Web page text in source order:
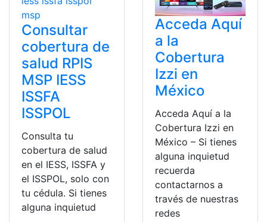
Consultar
cobertura de
salud RPIS
MSP IESS
ISSFA
ISSPOL
Consulta tu
cobertura de salud
en el IESS, ISSFA y
el ISSPOL, solo con
tu cédula. Si tienes
alguna inquietud
Acceda Aquí
a la
Cobertura
Izzi en
México
Acceda Aquí a la
Cobertura Izzi en
México – Si tienes
alguna inquietud
recuerda
contactarnos a
través de nuestras
redes